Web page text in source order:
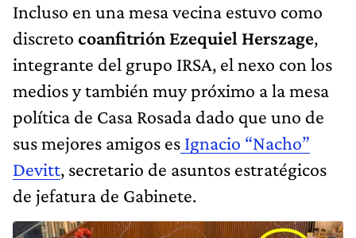
Incluso en una mesa vecina estuvo como
discreto coanfitrión Ezequiel Herszage,
integrante del grupo IRSA, el nexo con los
medios y también muy próximo a la mesa
política de Casa Rosada dado que uno de
sus mejores amigos es Ignacio “Nacho”
Devitt, secretario de asuntos estratégicos
de jefatura de Gabinete.